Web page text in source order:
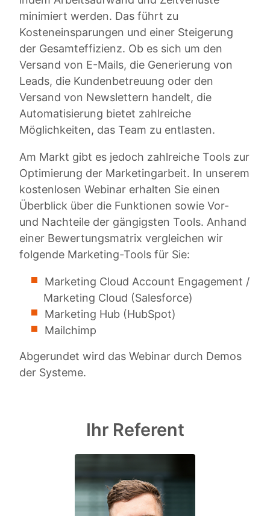
minimiert werden. Das führt zu
Kosteneinsparungen und einer Steigerung
der Gesamteffizienz. Ob es sich um den
Versand von E-Mails, die Generierung von
Leads, die Kundenbetreuung oder den
Versand von Newslettern handelt, die
Automatisierung bietet zahlreiche
Möglichkeiten, das Team zu entlasten.
Am Markt gibt es jedoch zahlreiche Tools zur
Optimierung der Marketingarbeit. In unserem
kostenlosen Webinar erhalten Sie einen
Überblick über die Funktionen sowie Vor-
und Nachteile der gängigsten Tools. Anhand
einer Bewertungsmatrix vergleichen wir
folgende Marketing-Tools für Sie:
Marketing Cloud Account Engagement /
Marketing Cloud (Salesforce)
Marketing Hub (HubSpot)
Mailchimp
Abgerundet wird das Webinar durch Demos
der Systeme.
Ihr Referent